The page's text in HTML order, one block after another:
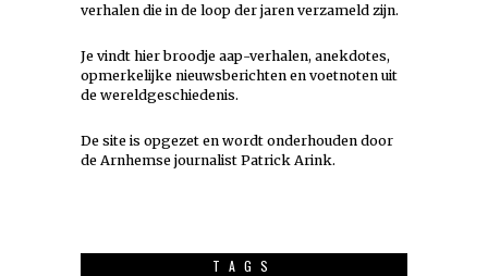
verhalen die in de loop der jaren verzameld zijn.
Je vindt hier broodje aap-verhalen, anekdotes,
opmerkelijke nieuwsberichten en voetnoten uit
de wereldgeschiedenis.
De site is opgezet en wordt onderhouden door
de Arnhemse journalist Patrick Arink.
TAGS